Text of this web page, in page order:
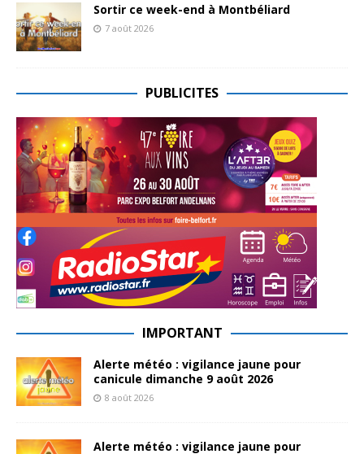
Sortir ce week-end à Montbéliard
7 août 2026
PUBLICITES
IMPORTANT
Alerte météo : vigilance jaune pour
canicule dimanche 9 août 2026
8 août 2026
Alerte météo : vigilance jaune pour